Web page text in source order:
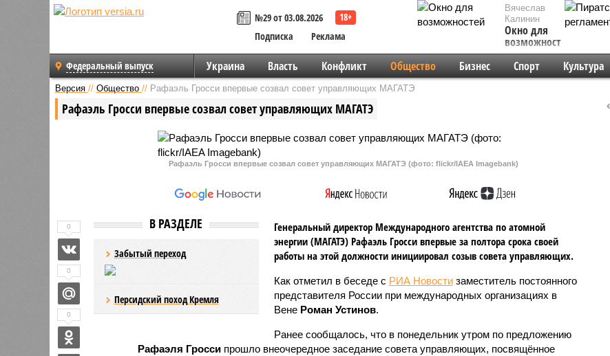
№29 от 03.08.2026
Подписка
Реклама
Вячеслав
Калинин
Окно для
возможностей
Федеральный выпуск Украина Власть Конфликт Общество Бизнес Спорт Культура
Версия // Общество // Рафаэль Гросси впервые созвал совет управляющих МАГАТЭ
Рафаэль Гросси впервые созвал совет управляющих МАГАТЭ
Рафаэль Гросси впервые созвал совет управляющих МАГАТЭ (фото: flickr/IAEA Imagebank)
В РАЗДЕЛЕ
Забытый переход
Персидский поход Кремля
Генеральный директор Международного агентства по атомной
энергии (МАГАТЭ) Рафаэль Гросси впервые за полтора срока своей
работы на этой должности инициировал созыв совета управляющих.
Как отметил в беседе с РИА Новостизаместитель постоянного
представителя России при международных организациях в
Вене Роман Устинов.
Ранее сообщалось, что в понедельник утром по предложению
Рафаэля Гроссипрошло внеочередное заседание совета управляющих, посвящённое
0
0
0